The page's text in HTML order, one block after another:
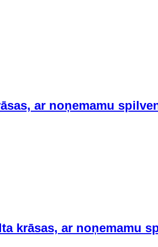
ar noņemamu
krāsas, ar noņemamu